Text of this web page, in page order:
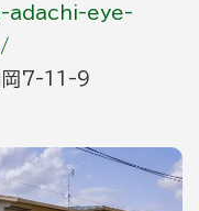
eye-
岡7-11-9